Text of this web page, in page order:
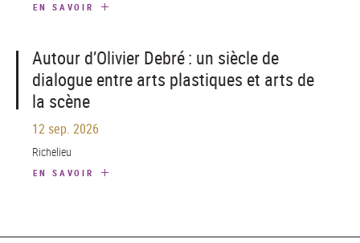
EN SAVOIR
Autour d’Olivier Debré : un siècle de
dialogue entre arts plastiques et arts de
la scène
12 sep. 2026
Richelieu
EN SAVOIR